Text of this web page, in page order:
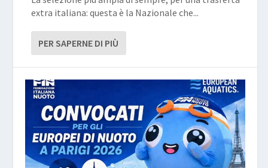
extra italiana: questa è la Nazionale che...
PER SAPERNE DI PIÙ